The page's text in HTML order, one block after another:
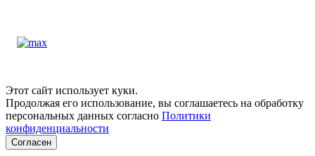
Этот сайт использует куки.
Продолжая его использование, вы соглашаетесь на обработку
персональных данных согласно Политики
конфиденциальности
Согласен